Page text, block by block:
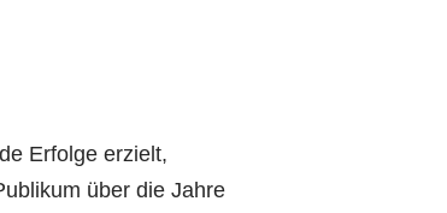
Erfolge erzielt,
über die Jahre